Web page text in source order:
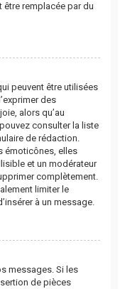
être remplacée par du
peuvent être utilisées
des
alors qu’au
consulter la liste
de rédaction.
émoticônes, elles
et un modérateur
complètement.
limiter le
à un message.
messages. Si les
de pièces